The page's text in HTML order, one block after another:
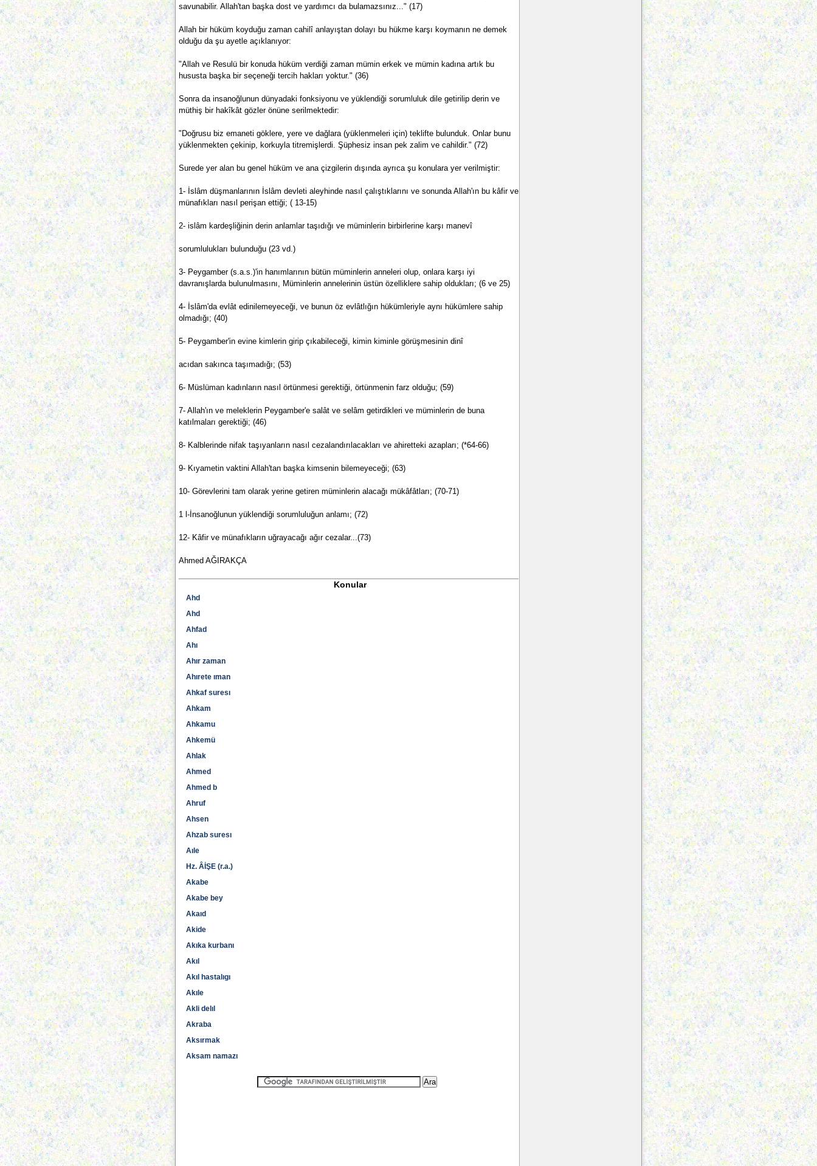
savunabilir. Allah'tan başka dost ve yardımcı da bulamazsınız..." (17)
Allah bir hüküm koyduğu zaman cahilî anlayıştan dolayı bu hükme karşı koymanın ne demek
olduğu da şu ayetle açıklanıyor:
"Allah ve Resulü bir konuda hüküm verdiği zaman mümin erkek ve mümin kadına artık bu
hususta başka bir seçeneği tercih hakları yoktur." (36)
Sonra da insanoğlunun dünyadaki fonksiyonu ve yüklendiği sorumluluk dile getirilip derin ve
müthiş bir hakîkât gözler önüne serilmektedir:
"Doğrusu biz emaneti göklere, yere ve dağlara (yüklenmeleri için) teklifte bulunduk. Onlar bunu
yüklenmekten çekinip, korkuyla titremişlerdi. Şüphesiz insan pek zalim ve cahildir." (72)
Surede yer alan bu genel hüküm ve ana çizgilerin dışında ayrıca şu konulara yer verilmiştir:
1- İslâm düşmanlarının İslâm devleti aleyhinde nasıl çalıştıklarını ve sonunda Allah'ın bu kâfir ve
münafıkları nasıl perişan ettiği; ( 13-15)
2- islâm kardeşliğinin derin anlamlar taşıdığı ve müminlerin birbirlerine karşı manevî
sorumlulukları bulunduğu (23 vd.)
3- Peygamber (s.a.s.)'in hanımlarının bütün müminlerin anneleri olup, onlara karşı iyi
davranışlarda bulunulmasını, Müminlerin annelerinin üstün özelliklere sahip oldukları; (6 ve 25)
4- İslâm'da evlât edinilemeyeceği, ve bunun öz evlâtlığın hükümleriyle aynı hükümlere sahip
olmadığı; (40)
5- Peygamber'in evine kimlerin girip çıkabileceği, kimin kiminle görüşmesinin dinî
acıdan sakınca taşımadığı; (53)
6- Müslüman kadınların nasıl örtünmesi gerektiği, örtünmenin farz olduğu; (59)
7- Allah'ın ve meleklerin Peygamber'e salât ve selâm getirdikleri ve müminlerin de buna
katılmaları gerektiği; (46)
8- Kalblerinde nifak taşıyanların nasıl cezalandırılacakları ve ahiretteki azapları; (*64-66)
9- Kıyametin vaktini Allah'tan başka kimsenin bilemeyeceği; (63)
10- Görevlerini tam olarak yerine getiren müminlerin alacağı mükâfâtları; (70-71)
1 l-İnsanoğlunun yüklendiği sorumluluğun anlamı; (72)
12- Kâfir ve münafıkların uğrayacağı ağır cezalar...(73)
Ahmed AĞIRAKÇA
Konular
Ahd
Ahd
Ahfad
Ahı
Ahır zaman
Ahırete ıman
Ahkaf suresı
Ahkam
Ahkamu
Ahkemü
Ahlak
Ahmed
Ahmed b
Ahruf
Ahsen
Ahzab suresı
Aıle
Hz. ÂİŞE (r.a.)
Akabe
Akabe bey
Akaıd
Akide
Akıka kurbanı
Akıl
Akıl hastalıgı
Akıle
Akli delıl
Akraba
Aksırmak
Aksam namazı